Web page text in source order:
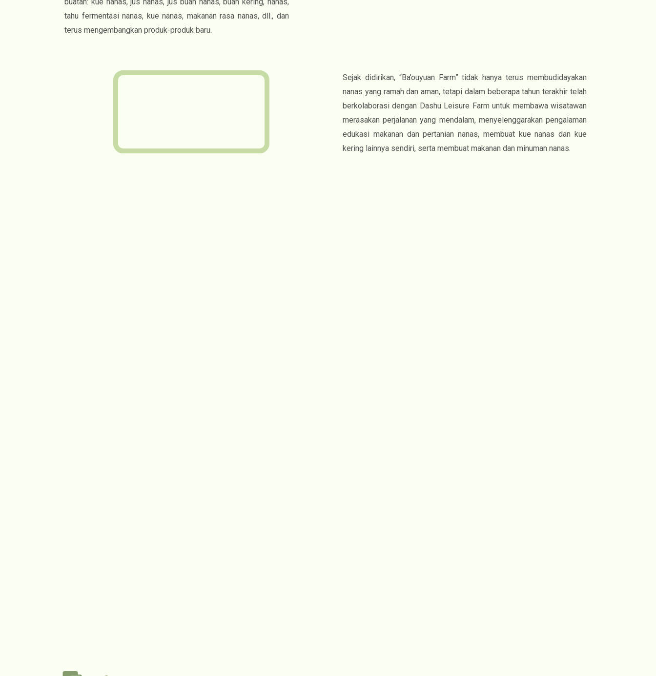
tahu fermentasi nanas, kue nanas, makanan rasa nanas, dll., dan
terus mengembangkan produk-produk baru.
Sejak didirikan, “Ba’ouyuan Farm” tidak hanya terus membudidayakan
nanas yang ramah dan aman, tetapi dalam beberapa tahun terakhir telah
berkolaborasi dengan Dashu Leisure Farm untuk membawa wisatawan
merasakan perjalanan yang mendalam, menyelenggarakan pengalaman
edukasi makanan dan pertanian nanas, membuat kue nanas dan kue
kering lainnya sendiri, serta membuat makanan dan minuman nanas.